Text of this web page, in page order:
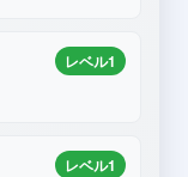
レベル1
レベル1